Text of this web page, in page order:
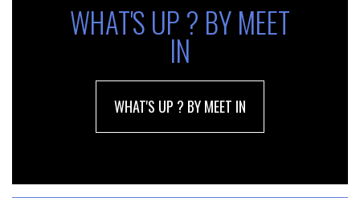
WHAT'S UP ? BY MEET
IN
WHAT'S UP ? BY MEET IN